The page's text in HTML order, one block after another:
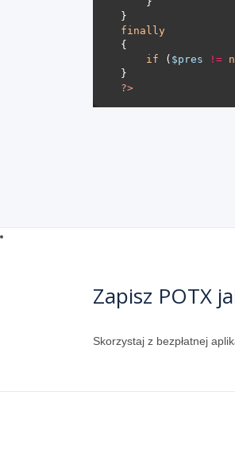
finally
if ( $pres !=
?>
Zapisz POTX
Skorzystaj z bezpłatnej